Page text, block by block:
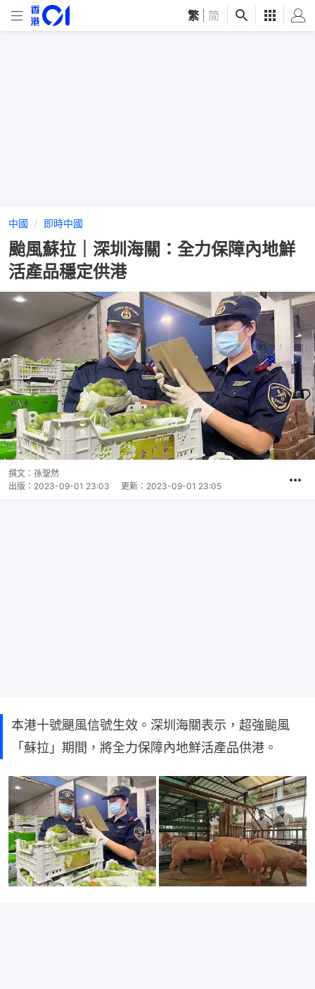
繁 简
中國 即時中國
颱風蘇拉｜深圳海關：全力保障內地鮮
活產品穩定供港
撰文： 孫聖然
出版： 2023-09-01 23:03 更新： 2023-09-01 23:05
本港十號颶風信號生效。深圳海關表示，超強颱風
「蘇拉」期間，將全力保障內地鮮活產品供港。